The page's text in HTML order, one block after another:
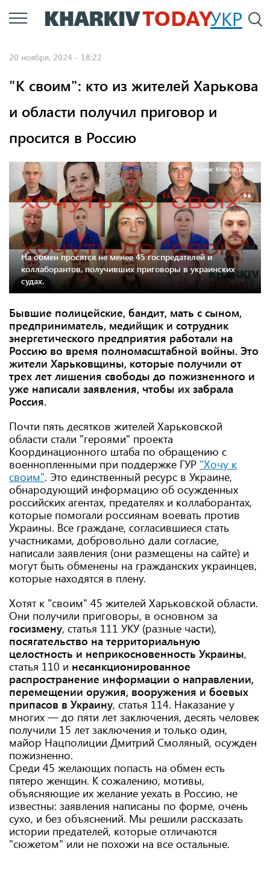
Перейти
к
УКР
20 ноября, 2024 - 18:22
"К своим": кто из жителей Харькова
и области получил приговор и
просится в Россию
Колаж: Kharkiv Today.
На обмен просятся не менее 45 госпредателей и
коллаборантов, получивших приговоры в украинских
судах.
Бывшие полицейские, бандит, мать с сыном,
предприниматель, медийщик и сотрудник
энергетического предприятия работали на
Россию во время полномасштабной войны. Это
жители Харьковщины, которые получили от
трех лет лишения свободы до пожизненного и
уже написали заявления, чтобы их забрала
Россия.
Почти пять десятков жителей Харьковской
области стали "героями" проекта
Координационного штаба по обращению с
военнопленными при поддержке ГУР "Хочу к
своим". Это единственный ресурс в Украине,
обнародующий информацию об осужденных
российских агентах, предателях и коллаборантах,
которые помогали россиянам воевать против
Украины. Все граждане, согласившиеся стать
участниками, добровольно дали согласие,
написали заявления (они размещены на сайте) и
могут быть обменены на гражданских украинцев,
которые находятся в плену.
Хотят к "своим" 45 жителей Харьковской области.
Они получили приговоры, в основном за
госизмену, статья 111 УКУ (разные части),
посягательство на территориальную
целостность и неприкосновенность Украины,
статья 110 и несанкционированное
распространение информации о направлении,
перемещении оружия, вооружения и боевых
припасов в Украину, статья 114. Наказание у
многих — до пяти лет заключения, десять человек
получили 15 лет заключения и только один,
майор Нацполиции Дмитрий Смоляный, осужден
пожизненно.
Среди 45 желающих попасть на обмен есть
пятеро женщин. К сожалению, мотивы,
объясняющие их желание уехать в Россию, не
известны: заявления написаны по форме, очень
сухо, и без объяснений. Мы решили рассказать
истории предателей, которые отличаются
"сюжетом" или не похожи на все остальные.